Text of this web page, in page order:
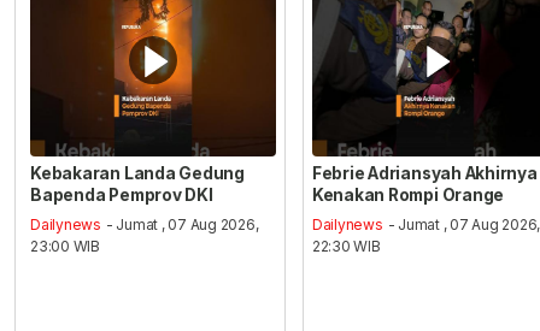
Kebakaran Landa Gedung
Bapenda Pemprov DKI
Dailynews - Jumat , 07 Aug 2026,
23:00 WIB
Febrie Adriansyah Akhirnya
Kenakan Rompi Orange
Dailynews - Jumat , 07 Aug 2026,
22:30 WIB